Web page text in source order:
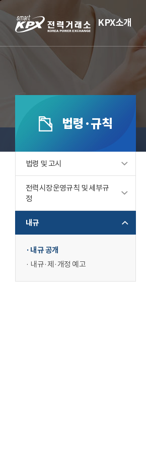
KPX소개
법령·규칙
법령 및 고시
전력시장운영규칙 및 세부규
정
내규
내규 공개
내규·제·개정 예고